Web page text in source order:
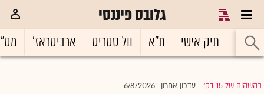
גלובס פיננסי
ראשי תיק אישי ת"א וול סטריט ארביטראז'
בהשהיה של 15 דק' |עדכון אחרון 6/8/2026